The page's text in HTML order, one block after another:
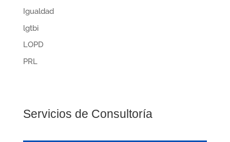
Igualdad
lgtbi
LOPD
PRL
Servicios de Consultoría